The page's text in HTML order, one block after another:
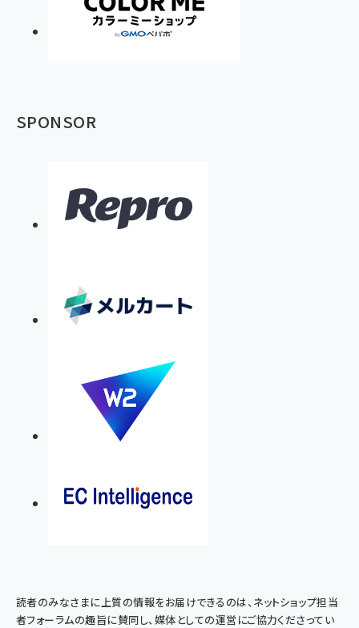
SPONSOR
読者のみなさまに上質の情報をお届けできるのは、ネットショップ担当
者フォーラムの趣旨に賛同し、媒体としての運営にご協力くださってい